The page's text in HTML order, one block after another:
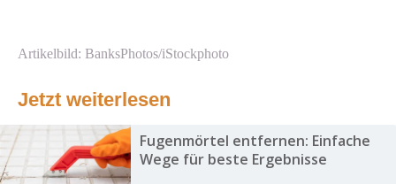
Artikelbild: BanksPhotos/iStockphoto
Jetzt weiterlesen
Fugenmörtel entfernen: Einfache
Wege für beste Ergebnisse